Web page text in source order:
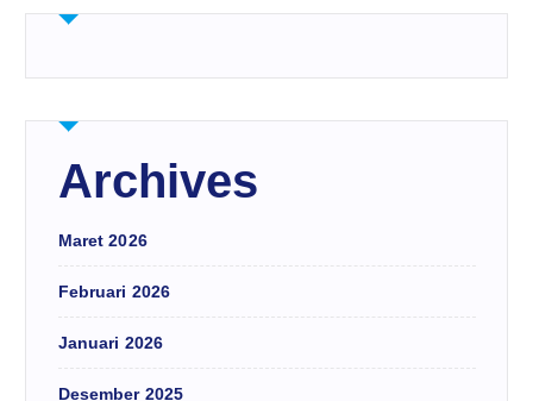
Archives
Maret 2026
Februari 2026
Januari 2026
Desember 2025